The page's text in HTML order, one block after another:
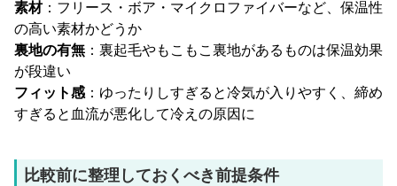
素材：フリース・ボア・マイクロファイバーなど、保温性
の高い素材かどうか
裏地の有無 ：裏起毛やもこもこ裏地があるものは保温効果
が段違い
フィット感：ゆったりしすぎると冷気が入りやすく、締め
すぎると血流が悪化して冷えの原因に
比較前に整理しておくべき前提条件